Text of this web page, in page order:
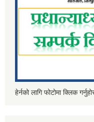
हेर्नको लागि फोटोमा क्लिक